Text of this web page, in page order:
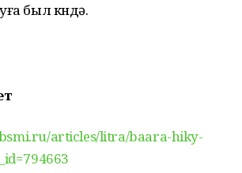
был көндә.
articles/litra/baara-hiky-